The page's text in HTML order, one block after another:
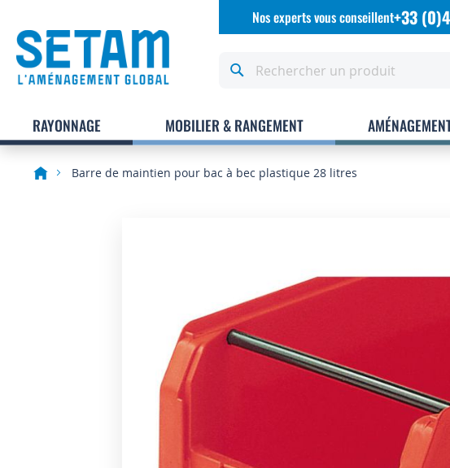
AllezNos experts vous conseillent+33
RAYONNAGE MOBILIER & RANGEMENT
Barre de maintien pour bac à bec plastique 28 litres